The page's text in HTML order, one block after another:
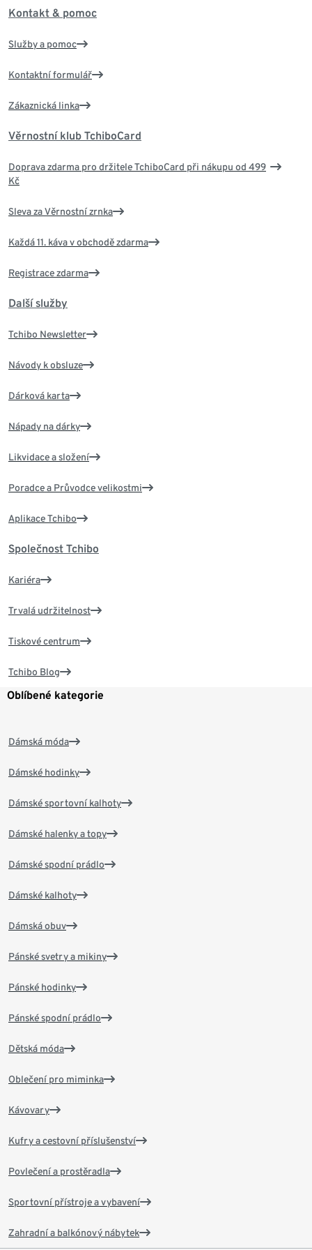
Kontakt & pomoc
Služby a pomoc
Kontaktní formulář
Zákaznická linka
Věrnostní klub TchiboCard
Doprava zdarma pro držitele TchiboCard při nákupu od 499
Kč
Sleva za Věrnostní zrnka
Každá 11. káva v obchodě zdarma
Registrace zdarma
Další služby
Tchibo Newsletter
Návody k obsluze
Dárková karta
Nápady na dárky
Likvidace a složení
Poradce a Průvodce velikostmi
Aplikace Tchibo
Společnost Tchibo
Kariéra
Trvalá udržitelnost
Tiskové centrum
Tchibo Blog
Oblíbené kategorie
Dámská móda
Dámské hodinky
Dámské sportovní kalhoty
Dámské halenky a topy
Dámské spodní prádlo
Dámské kalhoty
Dámská obuv
Pánské svetry a mikiny
Pánské hodinky
Pánské spodní prádlo
Dětská móda
Oblečení pro miminka
Kávovary
Kufry a cestovní příslušenství
Povlečení a prostěradla
Sportovní přístroje a vybavení
Zahradní a balkónový nábytek